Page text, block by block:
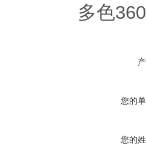
多色
您的
您的